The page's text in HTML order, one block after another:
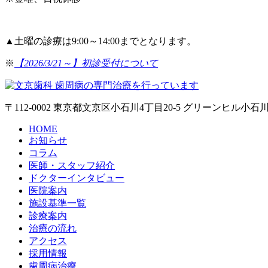
▲ 土曜の診療は9:00～14:00までとなります。
※ 【2026/3/21～】初診受付について
〒112-0002 東京都文京区小石川4丁目20-5 グリーンヒル小石
HOME
お知らせ
コラム
医師・スタッフ紹介
ドクターインタビュー
医院案内
施設基準一覧
診療案内
治療の流れ
アクセス
採用情報